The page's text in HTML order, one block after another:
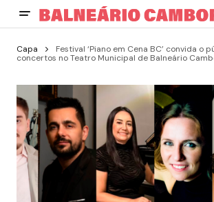
Capa
Festival ‘Piano em Cena BC’ convida o
concertos no Teatro Municipal de Balneário